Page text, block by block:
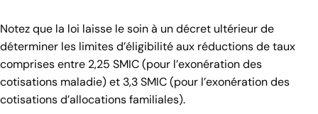
Notez que la loi laisse le soin à un décret ultérieur de
déterminer les limites d’éligibilité aux réductions de taux
comprises entre 2,25 SMIC (pour l’exonération des
cotisations maladie) et 3,3 SMIC (pour l’exonération des
cotisations d’allocations familiales).